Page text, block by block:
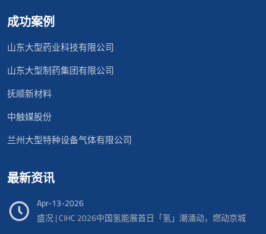
成功案例
山东大型药业科技有限公司
山东大型制药集团有限公司
抚顺新材料
中触媒股份
兰州大型特种设备气体有限公司
最新资讯
Apr-13-2026
盛况 | CIHC 2026中国氢能展首日「氢」潮涌动，燃动京城